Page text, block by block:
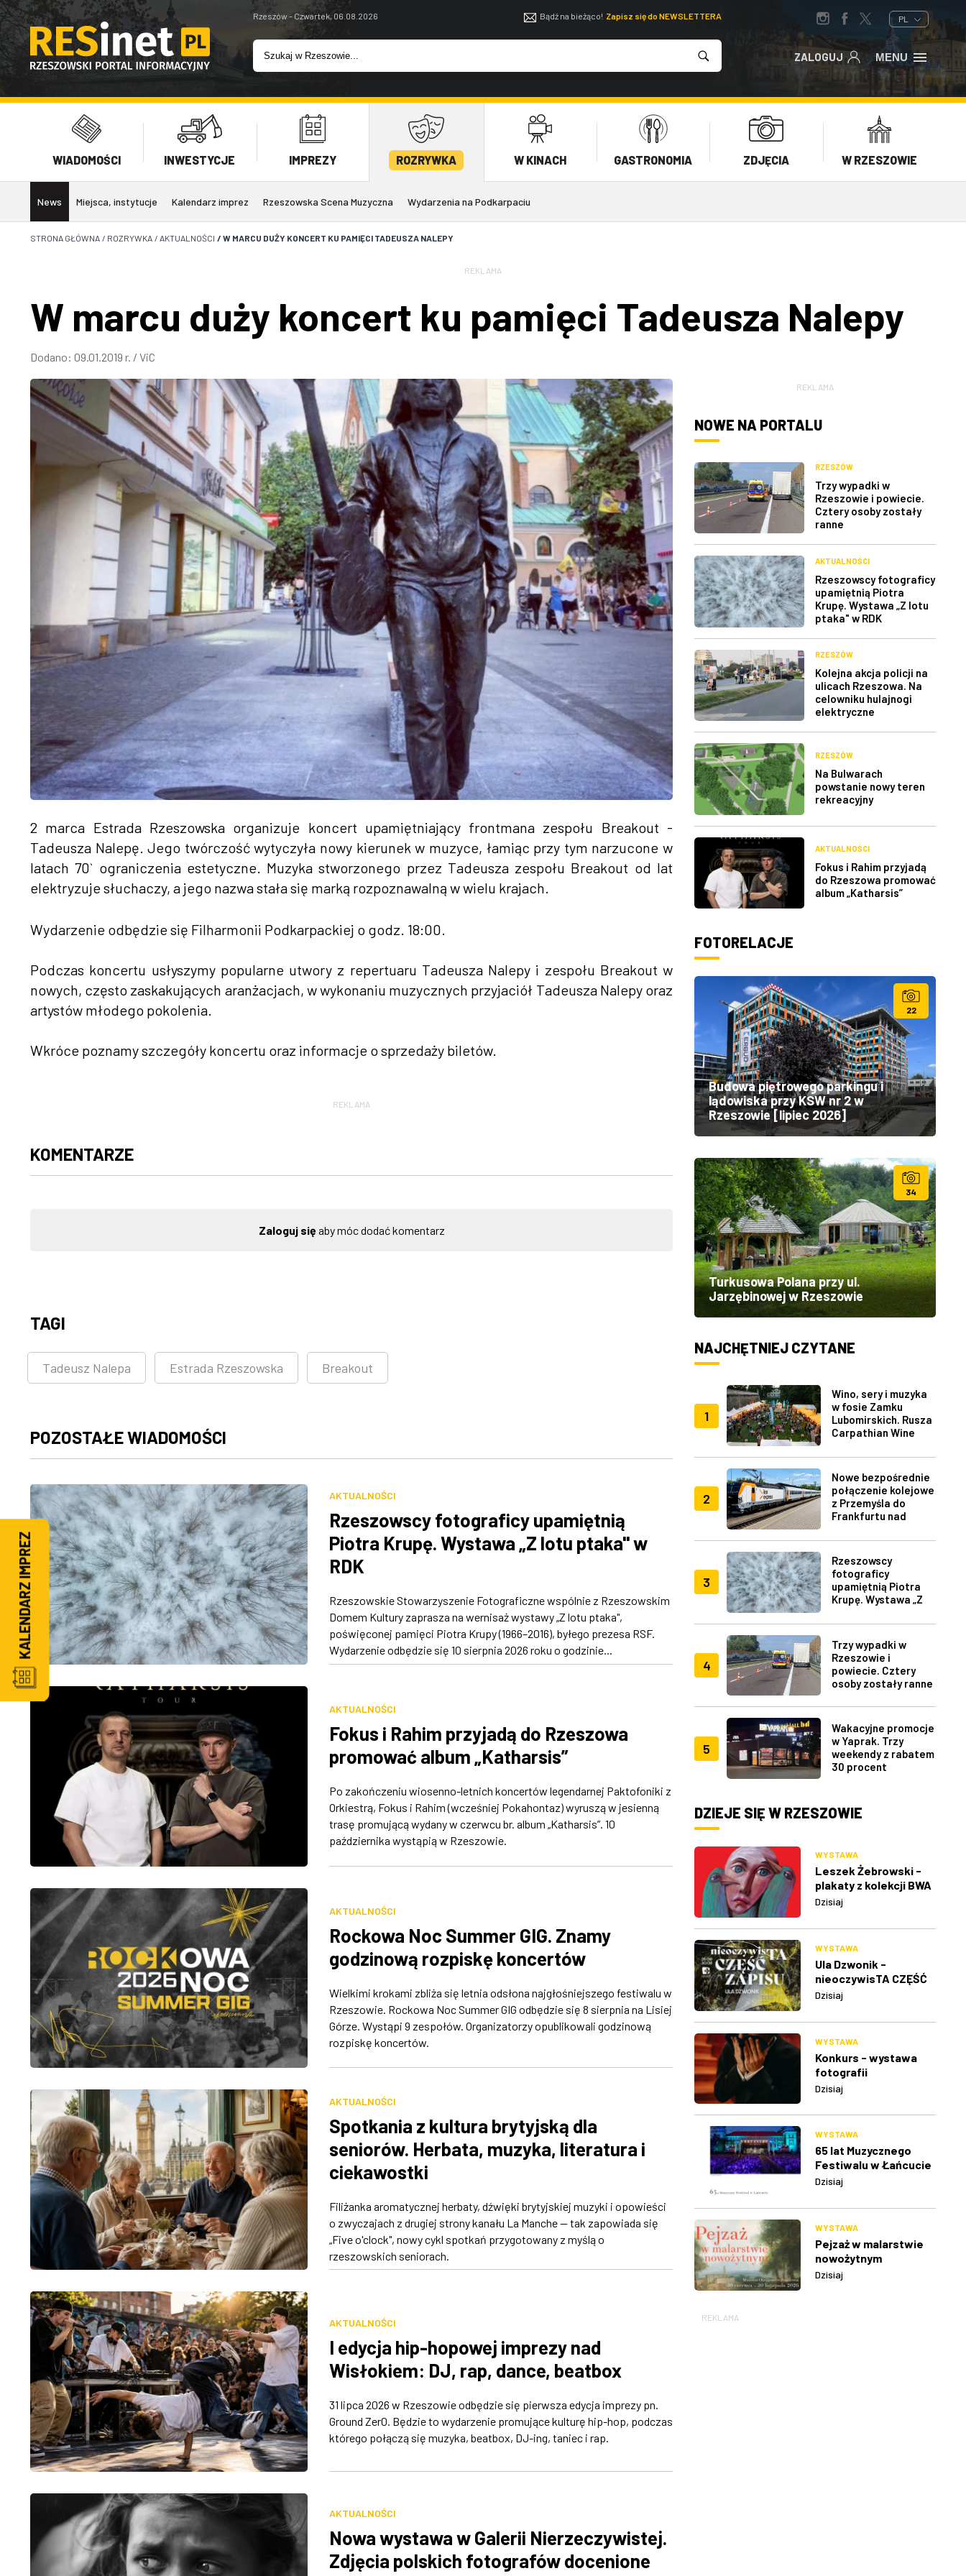
Rzeszów - Czwartek, 06.08.2026 Bądź na bieżąco! Zapisz się do NEWSLETTERA PL
ZALOGUJ MENU
WIADOMOŚCI INWESTYCJE IMPREZY ROZRYWKA W KINACH GASTRONOMIA ZDJĘCIA W RZESZOWIE
News Miejsca, instytucje Kalendarz imprez Rzeszowska Scena Muzyczna Wydarzenia na Podkarpaciu
STRONA GŁÓWNA / ROZRYWKA / AKTUALNOŚCI / W MARCU DUŻY KONCERT KU PAMIĘCI TADEUSZA NALEPY
REKLAMA
W marcu duży koncert ku pamięci Tadeusza Nalepy
Dodano: 09.01.2019 r. / ViC
2 marca Estrada Rzeszowska organizuje koncert upamiętniający frontmana zespołu Breakout -
Tadeusza Nalepę. Jego twórczość wytyczyła nowy kierunek w muzyce, łamiąc przy tym narzucone w
latach 70` ograniczenia estetyczne. Muzyka stworzonego przez Tadeusza zespołu Breakout od lat
elektryzuje słuchaczy, a jego nazwa stała się marką rozpoznawalną w wielu krajach.
Wydarzenie odbędzie się Filharmonii Podkarpackiej o godz. 18:00.
Podczas koncertu usłyszymy popularne utwory z repertuaru Tadeusza Nalepy i zespołu Breakout w
nowych, często zaskakujących aranżacjach, w wykonaniu muzycznych przyjaciół Tadeusza Nalepy oraz
artystów młodego pokolenia.
Wkróce poznamy szczegóły koncertu oraz informacje o sprzedaży biletów.
REKLAMA
KOMENTARZE
Zaloguj sięaby móc dodać komentarz
TAGI
Tadeusz Nalepa Estrada Rzeszowska Breakout
POZOSTAŁE WIADOMOŚCI
AKTUALNOŚCI
Rzeszowscy fotograficy upamiętnią
Piotra Krupę. Wystawa „Z lotu ptaka" w
RDK
Rzeszowskie Stowarzyszenie Fotograficzne wspólnie z Rzeszowskim
Domem Kultury zaprasza na wernisaż wystawy „Z lotu ptaka",
poświęconej pamięci Piotra Krupy (1966–2016), byłego prezesa RSF.
Wydarzenie odbędzie się 10 sierpnia 2026 roku o godzinie...
AKTUALNOŚCI
Fokus i Rahim przyjadą do Rzeszowa
promować album „Katharsis”
Po zakończeniu wiosenno-letnich koncertów legendarnej Paktofoniki z
Orkiestrą, Fokus i Rahim (wcześniej Pokahontaz) wyruszą w jesienną
trasę promującą wydany w czerwcu br. album „Katharsis”. 10
października wystąpią w Rzeszowie.
AKTUALNOŚCI
Rockowa Noc Summer GIG. Znamy
godzinową rozpiskę koncertów
Wielkimi krokami zbliża się letnia odsłona najgłośniejszego festiwalu w
Rzeszowie. Rockowa Noc Summer GIG odbędzie się 8 sierpnia na Lisiej
Górze. Wystąpi 9 zespołów. Organizatorzy opublikowali godzinową
rozpiskę koncertów.
AKTUALNOŚCI
Spotkania z kultura brytyjską dla
seniorów. Herbata, muzyka, literatura i
ciekawostki
Filiżanka aromatycznej herbaty, dźwięki brytyjskiej muzyki i opowieści
o zwyczajach z drugiej strony kanału La Manche — tak zapowiada się
„Five o'clock", nowy cykl spotkań przygotowany z myślą o
rzeszowskich seniorach.
AKTUALNOŚCI
I edycja hip-hopowej imprezy nad
Wisłokiem: DJ, rap, dance, beatbox
31 lipca 2026 w Rzeszowie odbędzie się pierwsza edycja imprezy pn.
Ground Zer0. Będzie to wydarzenie promujące kulturę hip-hop, podczas
którego połączą się muzyka, beatbox, DJ-ing, taniec i rap.
AKTUALNOŚCI
Nowa wystawa w Galerii Nierzeczywistej.
Zdjęcia polskich fotografów docenione
REKLAMA
NOWE NA PORTALU
RZESZÓW
Trzy wypadki w
Rzeszowie i powiecie.
Cztery osoby zostały
ranne
AKTUALNOŚCI
Rzeszowscy fotograficy
upamiętnią Piotra
Krupę. Wystawa „Z lotu
ptaka" w RDK
RZESZÓW
Kolejna akcja policji na
ulicach Rzeszowa. Na
celowniku hulajnogi
elektryczne
RZESZÓW
Na Bulwarach
powstanie nowy teren
rekreacyjny
AKTUALNOŚCI
Fokus i Rahim przyjadą
do Rzeszowa promować
album „Katharsis”
FOTORELACJE
22
Budowa piętrowego parkingu i
lądowiska przy KSW nr 2 w
Rzeszowie [lipiec 2026]
34
Turkusowa Polana przy ul.
Jarzębinowej w Rzeszowie
NAJCHĘTNIEJ CZYTANE
1
Wino, sery i muzyka
w fosie Zamku
Lubomirskich. Rusza
Carpathian Wine
2
Nowe bezpośrednie
połączenie kolejowe
z Przemyśla do
Frankfurtu nad
3
Rzeszowscy
fotograficy
upamiętnią Piotra
Krupę. Wystawa „Z
4
Trzy wypadki w
Rzeszowie i
powiecie. Cztery
osoby zostały ranne
5
Wakacyjne promocje
w Yaprak. Trzy
weekendy z rabatem
30 procent
DZIEJE SIĘ W RZESZOWIE
WYSTAWA
Leszek Żebrowski -
plakaty z kolekcji BWA
w Rzeszowie
Dzisiaj
WYSTAWA
Ula Dzwonik -
nieoczywisTA CZĘŚĆ
ZAPISU
Dzisiaj
WYSTAWA
Konkurs - wystawa
fotografii
Dzisiaj
WYSTAWA
65 lat Muzycznego
Festiwalu w Łańcucie
Dzisiaj
WYSTAWA
Pejzaż w malarstwie
nowożytnym
Dzisiaj
REKLAMA
KALENDARZ IMPREZ